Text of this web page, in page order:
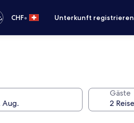
CHF• Unterkunft registrieren
Gäste